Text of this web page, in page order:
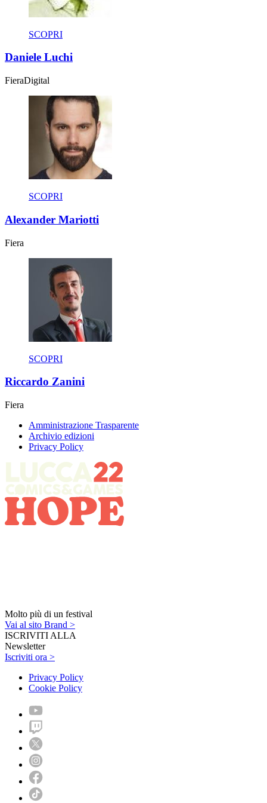
SCOPRI
Daniele Luchi
FieraDigital
SCOPRI
Alexander Mariotti
Fiera
SCOPRI
Riccardo Zanini
Fiera
Amministrazione Trasparente
Archivio edizioni
Privacy Policy
Molto più di un festival
Vai al sito Brand >
ISCRIVITI ALLA
Newsletter
Iscriviti ora >
Privacy Policy
Cookie Policy